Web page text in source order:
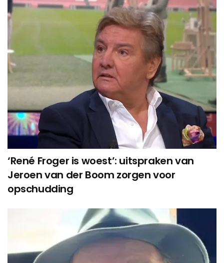
‘René Froger is woest’: uitspraken van
Jeroen van der Boom zorgen voor
opschudding